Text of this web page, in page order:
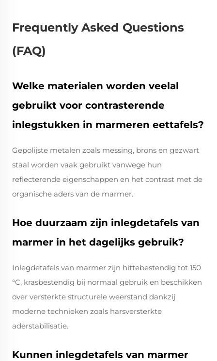
Frequently Asked Questions
(FAQ)
Welke materialen worden veelal
gebruikt voor contrasterende
inlegstukken in marmeren eettafels?
Gepolijste metalen zoals messing, brons en gezwart
staal worden vaak gebruikt vanwege hun
reflecterende eigenschappen en het contrast met de
organische aders van de marmer.
Hoe duurzaam zijn inlegdetafels van
marmer in het dagelijks gebruik?
Inlegdetafels van marmer zijn hittebestendig tot 150
°C, krasbestendig bij normaal gebruik en beschikken
over versterkte structurele weerstand dankzij
moderne technieken zoals harsversterkte
aderstabilisatie.
Kunnen inlegdetafels van marmer